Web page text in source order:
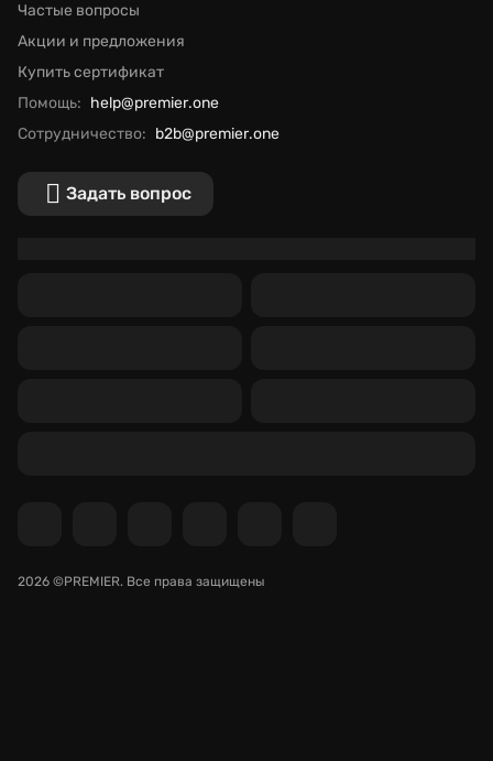
Частые вопросы
Акции и предложения
Купить сертификат
Помощь: help@premier.one
Сотрудничество: b2b@premier.one
Задать вопрос
2026 ©PREMIER. Все права защищены